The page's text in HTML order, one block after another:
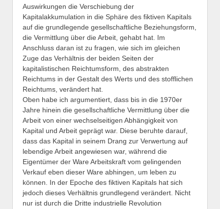
Auswirkungen die Verschiebung der
Kapitalakkumulation in die Sphäre des fiktiven Kapitals
auf die grundlegende gesellschaftliche Beziehungsform,
die Vermittlung über die Arbeit, gehabt hat. Im
Anschluss daran ist zu fragen, wie sich im gleichen
Zuge das Verhältnis der beiden Seiten der
kapitalistischen Reichtumsform, des abstrakten
Reichtums in der Gestalt des Werts und des stofflichen
Reichtums, verändert hat.
Oben habe ich argumentiert, dass bis in die 1970er
Jahre hinein die gesellschaftliche Vermittlung über die
Arbeit von einer wechselseitigen Abhängigkeit von
Kapital und Arbeit geprägt war. Diese beruhte darauf,
dass das Kapital in seinem Drang zur Verwertung auf
lebendige Arbeit angewiesen war, während die
Eigentümer der Ware Arbeitskraft vom gelingenden
Verkauf eben dieser Ware abhingen, um leben zu
können. In der Epoche des fiktiven Kapitals hat sich
jedoch dieses Verhältnis grundlegend verändert. Nicht
nur ist durch die Dritte industrielle Revolution